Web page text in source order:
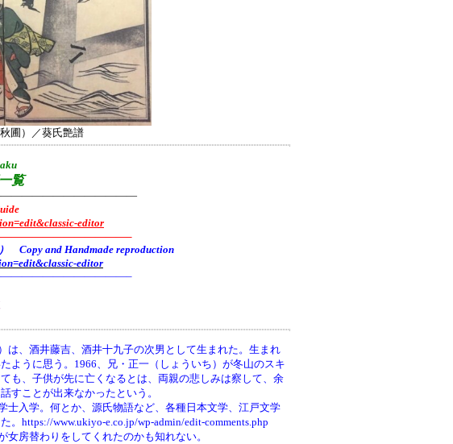
圃）／葵氏艶譜
覧
editor
Copy and Handmade reproduction
editor
は、酒井藤吉、酒井十九子の次男として生まれた。生まれ
ように思う。1966、兄・正一（しょういち）が冬山のスキ
も、子供が先に亡くなるとは、両親の悲しみは察して、余
すことが出来なかったという。
入学。何とか、源氏物語など、各種日本文学、江戸文学
https://www.ukiyo-e.co.jp/wp-admin/edit-comments.php
房替わりをしてくれたのかも知れない。